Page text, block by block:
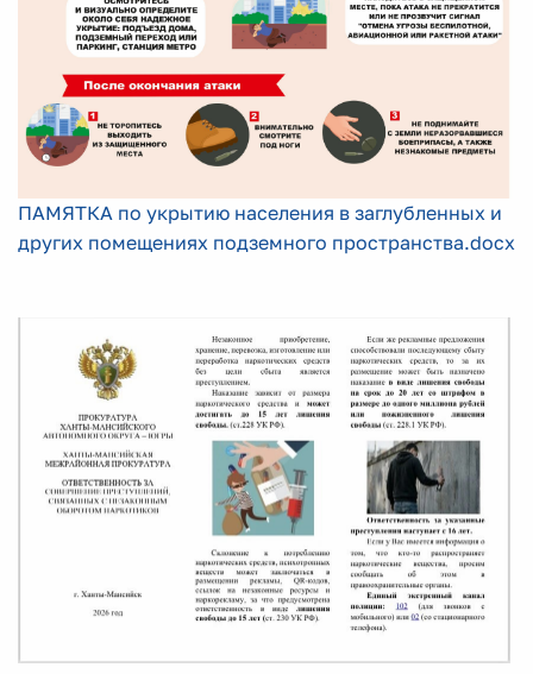
ПАМЯТКА по укрытию населения в заглубленных и
других помещениях подземного пространства.docx